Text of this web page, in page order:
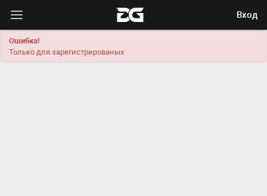
Вход
Ошибка!
Только для зарегистрированых